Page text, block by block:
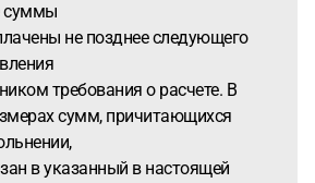
суммы
не позднее следующего
требования о расчете. В
сумм, причитающихся
в указанный в настоящей